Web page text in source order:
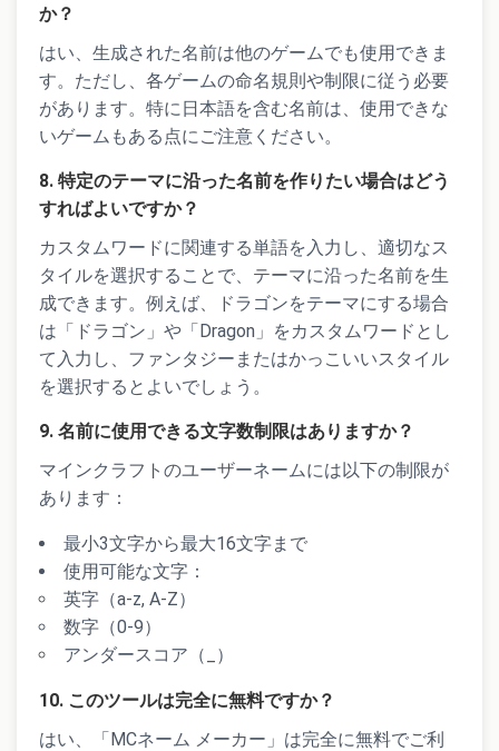
か？
はい、生成された名前は他のゲームでも使用できま
す。ただし、各ゲームの命名規則や制限に従う必要
があります。特に日本語を含む名前は、使用できな
いゲームもある点にご注意ください。
8. 特定のテーマに沿った名前を作りたい場合はどう
すればよいですか？
カスタムワードに関連する単語を入力し、適切なス
タイルを選択することで、テーマに沿った名前を生
成できます。例えば、ドラゴンをテーマにする場合
は「ドラゴン」や「Dragon」をカスタムワードとし
て入力し、ファンタジーまたはかっこいいスタイル
を選択するとよいでしょう。
9. 名前に使用できる文字数制限はありますか？
マインクラフトのユーザーネームには以下の制限が
あります：
最小3文字から最大16文字まで
使用可能な文字：
英字（a-z, A-Z）
数字（0-9）
アンダースコア（_）
10. このツールは完全に無料ですか？
はい、「MCネーム メーカー」は完全に無料でご利